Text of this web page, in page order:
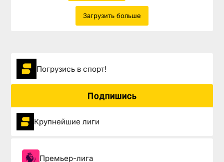
Загрузить больше
Погрузиcь в спорт!
Подпишись
Крупнейшие лиги
Премьер-лига